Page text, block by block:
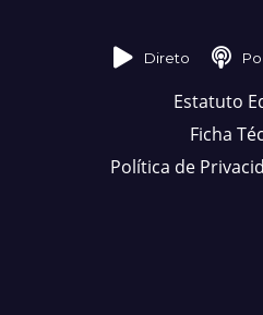
Direto
Estatuto
Ficha
Política de